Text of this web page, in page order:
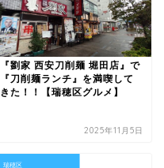
『劉家 西安刀削麺 堀田店』で
『刀削麺ランチ』を満喫して
きた！！【瑞穂区グルメ】
2025年11月5日
瑞穂区